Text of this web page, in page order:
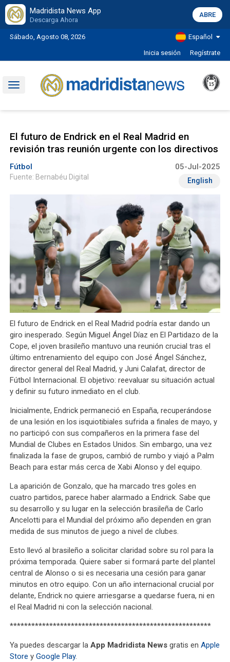
Madridista News App
Descarga Ahora
ABRE
Sábado, Agosto 08, 2026 Español
Inicia sesión Regístrate
Toggle
El futuro de Endrick en el Real Madrid en
revisión tras reunión urgente con los directivos
Fútbol 05-Jul-2025
Fuente: Bernabéu Digital English
El futuro de Endrick en el Real Madrid podría estar dando un
giro inesperado. Según Miguel Ángel Díaz en El Partidazo de la
Cope, el joven brasileño mantuvo una reunión crucial tras el
último entrenamiento del equipo con José Ángel Sánchez,
director general del Real Madrid, y Juni Calafat, director de
Fútbol Internacional. El objetivo: reevaluar su situación actual
y definir su futuro inmediato en el club.
Inicialmente, Endrick permaneció en España, recuperándose
de una lesión en los isquiotibiales sufrida a finales de mayo, y
no participó con sus compañeros en la primera fase del
Mundial de Clubes en Estados Unidos. Sin embargo, una vez
finalizada la fase de grupos, cambió de rumbo y viajó a Palm
Beach para estar más cerca de Xabi Alonso y del equipo.
La aparición de Gonzalo, que ha marcado tres goles en
cuatro partidos, parece haber alarmado a Endrick. Sabe que
su desarrollo y su lugar en la selección brasileña de Carlo
Ancelotti para el Mundial del próximo año dependen en gran
medida de sus minutos de juego a nivel de clubes.
Esto llevó al brasileño a solicitar claridad sobre su rol para la
próxima temporada. Quiere saber si formará parte del plantel
central de Alonso o si es necesaria una cesión para ganar
minutos en otro equipo. Con un año internacional crucial por
delante, Endrick no quiere arriesgarse a quedarse fuera, ni en
el Real Madrid ni con la selección nacional.
********************************************************
Ya puedes descargar laApp Madridista News gratis enApple
Store yGoogle Play.